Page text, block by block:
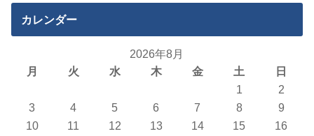
カレンダー
2026年8月
月
火 水 木 金 土
日
1
2
3
4 5 6 7 8
9
10
11 12 13 14 15
16